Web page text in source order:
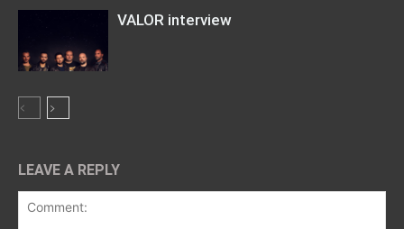
VALOR interview
LEAVE A REPLY